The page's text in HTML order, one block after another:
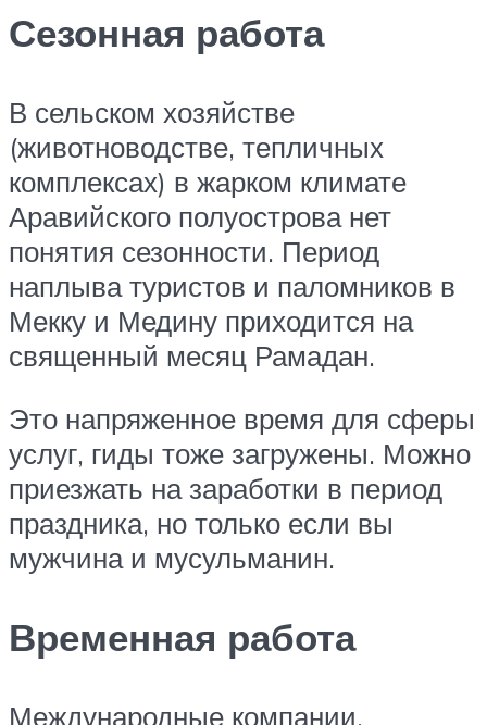
Сезонная работа
В сельском хозяйстве
(животноводстве, тепличных
комплексах) в жарком климате
Аравийского полуострова нет
понятия сезонности. Период
наплыва туристов и паломников в
Мекку и Медину приходится на
священный месяц Рамадан.
Это напряженное время для сферы
услуг, гиды тоже загружены. Можно
приезжать на заработки в период
праздника, но только если вы
мужчина и мусульманин.
Временная работа
Международные компании,